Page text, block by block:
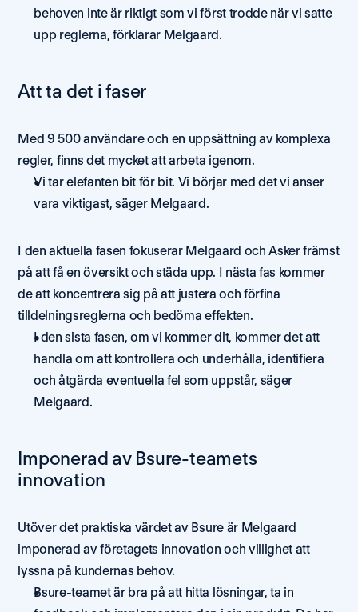
behoven inte är riktigt som vi först trodde när vi satte
upp reglerna, förklarar Melgaard.
Att ta det i faser
Med 9 500 användare och en uppsättning av komplexa
regler, finns det mycket att arbeta igenom.
Vi tar elefanten bit för bit. Vi börjar med det vi anser
vara viktigast, säger Melgaard.
I den aktuella fasen fokuserar Melgaard och Asker främst
på att få en översikt och städa upp. I nästa fas kommer
de att koncentrera sig på att justera och förfina
tilldelningsreglerna och bedöma effekten.
I den sista fasen, om vi kommer dit, kommer det att
handla om att kontrollera och underhålla, identifiera
och åtgärda eventuella fel som uppstår, säger
Melgaard.
Imponerad av Bsure-teamets
innovation
Utöver det praktiska värdet av Bsure är Melgaard
imponerad av företagets innovation och villighet att
lyssna på kundernas behov.
Bsure-teamet är bra på att hitta lösningar, ta in